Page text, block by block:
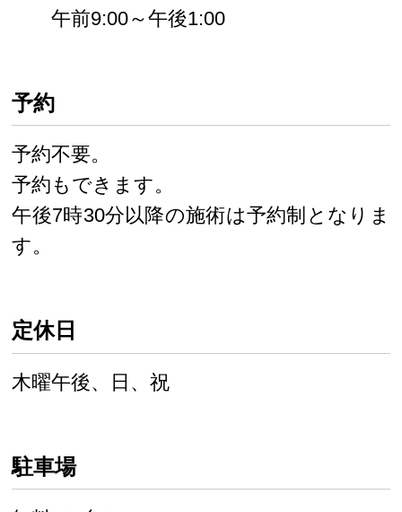
午前9:00～午後1:00
予約
予約不要。
予約もできます。
午後7時30分以降の施術は予約制となりま
す。
定休日
木曜午後、日、祝
駐車場